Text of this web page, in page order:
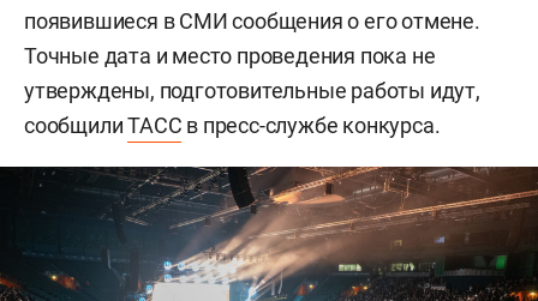
появившиеся в СМИ сообщения о его отмене.
Точные дата и место проведения пока не
утверждены, подготовительные работы идут,
сообщилиТАСС в пресс-службе конкурса.